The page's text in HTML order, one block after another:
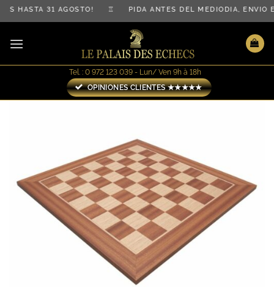
Saltar
al
contenido
HASTA 31 AGOSTO! ♖ PIDA ANTES DEL MEDIODÍA,
Tel. : 0 972 123 039 - Lun/ Ven 9h à 18h
OPINIONES CLIENTES ★★★★★